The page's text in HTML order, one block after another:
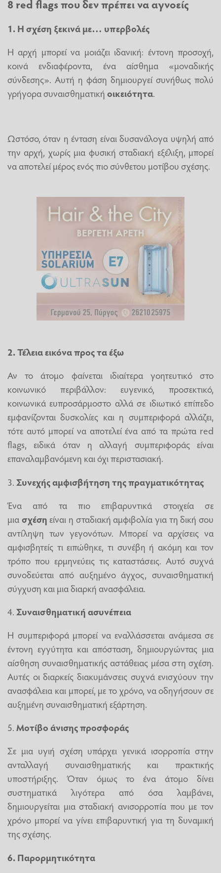
8 red flags που δεν πρέπει να αγνοείς
1. Η σχέση ξεκινά με… υπερβολές
Η αρχή μπορεί να μοιάζει ιδανική: έντονη προσοχή,
κοινά ενδιαφέροντα, ένα αίσθημα «μοναδικής
σύνδεσης». Αυτή η φάση δημιουργεί συνήθως πολύ
γρήγορα συναισθηματικήοικειότητα.
Ωστόσο, όταν η ένταση είναι δυσανάλογα υψηλή από
την αρχή, χωρίς μια φυσική σταδιακή εξέλιξη, μπορεί
να αποτελεί μέρος ενός πιο σύνθετου μοτίβου σχέσης.
2. Τέλεια εικόνα προς τα έξω
Αν το άτομο φαίνεται ιδιαίτερα γοητευτικό στο
κοινωνικό περιβάλλον: ευγενικό, προσεκτικό,
κοινωνικά ευπροσάρμοστο αλλά σε ιδιωτικό επίπεδο
εμφανίζονται δυσκολίες και η συμπεριφορά αλλάζει,
τότε αυτό μπορεί να αποτελεί ένα από τα πρώτα red
flags, ειδικά όταν η αλλαγή συμπεριφοράς είναι
επαναλαμβανόμενη και όχι περιστασιακή.
3.Συνεχής αμφισβήτηση της πραγματικότητας
Ένα από τα πιο επιβαρυντικά στοιχεία σε
μιασχέσηείναι η σταδιακή αμφιβολία για τη δική σου
αντίληψη των γεγονότων. Μπορεί να αρχίσεις να
αμφισβητείς τι ειπώθηκε, τι συνέβη ή ακόμη και τον
τρόπο που ερμηνεύεις τις καταστάσεις. Αυτό συχνά
συνοδεύεται από αυξημένο άγχος, συναισθηματική
σύγχυση και μια διαρκή ανασφάλεια.
4.Συναισθηματική ασυνέπεια
Η συμπεριφορά μπορεί να εναλλάσσεται ανάμεσα σε
έντονη εγγύτητα και απόσταση, δημιουργώντας μια
αίσθηση συναισθηματικής αστάθειας μέσα στη σχέση.
Αυτές οι διαρκείς διακυμάνσεις συχνά ενισχύουν την
ανασφάλεια και μπορεί, με το χρόνο, να οδηγήσουν σε
αυξημένη συναισθηματική εξάρτηση.
5.Μοτίβο άνισης προσφοράς
Σε μια υγιή σχέση υπάρχει γενικά ισορροπία στην
ανταλλαγή συναισθηματικής και πρακτικής
υποστήριξης. Όταν όμως το ένα άτομο δίνει
συστηματικά λιγότερα από όσα λαμβάνει,
δημιουργείται μια σταδιακή ανισορροπία που με τον
χρόνο μπορεί να γίνει επιβαρυντική για τη δυναμική
της σχέσης.
6. Παρορμητικότητα